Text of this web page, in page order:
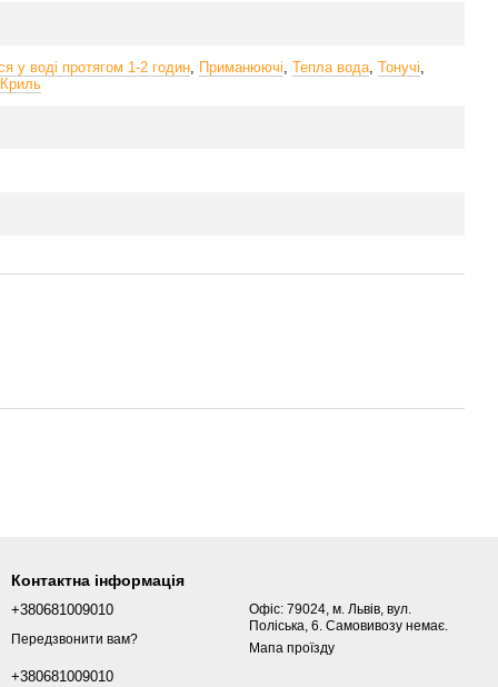
у воді протягом 1-2 годин, Приманюючі, Тепла вода, Тонучі,
Криль
Контактна інформація
+380681009010
Передзвонити вам?
+380681009010
Офіс: 79024, м. Львів, вул.
Поліська, 6. Самовивозу немає.
Мапа проїзду